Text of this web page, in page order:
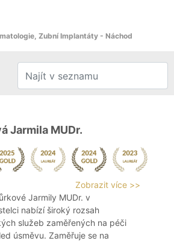
Zubní Implantáty - Náchod
Jarmila MUDr.
Zobrazit více >>
Jarmily MUDr. v
nabízí široký rozsah
služeb zaměřených na péči
úsměvu. Zaměřuje se na